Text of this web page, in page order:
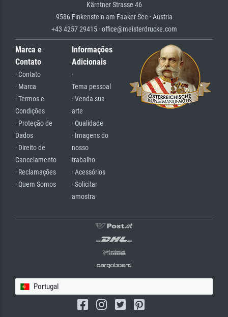
Kärntner Strasse 46
9586 Finkenstein am Faaker See · Austria
+43 4257 29415 · office@meisterdrucke.com
Marca e
Contato
· Contato
· Marca
· Termos e
Condições
· Proteção de
Dados
· Direito de
Cancelamento
· Reclamações
· Quem Somos
Informações
Adicionais
·
Tema pessoal
· Venda sua
arte
· Qualidade
· Imagens do
nosso
trabalho
· Acessórios
· Solicitar
amostra
Portugal